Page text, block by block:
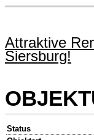
Attraktive
Siersburg!
Status